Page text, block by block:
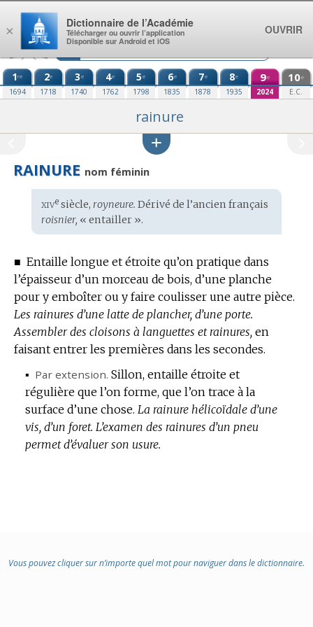
Aller au contenu
1re
1694
2e
1718
3e
1740
4e
1762
5e
1798
6e
1835
7e
1878
8e
1935
9e
2024
10e
E.C.
rainure
RAINURE nom féminin
Étymologie
:
xivesiècle, royneure. Dérivé de l’ancien français
roisnier, « entailler ».
■ Entaille longue et étroite qu’on pratique dans
l’épaisseur d’un morceau de bois, d’une planche
pour y emboîter ou y faire coulisser une autre pièce.
Les rainures d’une latte de plancher, d’une porte.
Assembler des cloisons à languettes et rainures, en
faisant entrer les premières dans les secondes.
▪ Par extension. Sillon, entaille étroite et
régulière que l’on forme, que l’on trace à la
surface d’une chose. La rainure hélicoïdale d’une
vis, d’un foret. L’examen des rainures d’un pneu
permet d’évaluer son usure.
Vous pouvez cliquer sur n’importe quel mot pour naviguer dans le dictionnaire.
×
Dictionnaire de l’Académie
Télécharger ou ouvrir l’application
Disponible sur Android et iOS
OUVRIR